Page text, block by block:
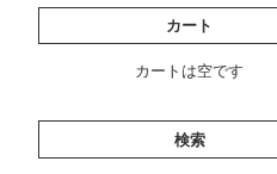
カート
カートは空です
検索